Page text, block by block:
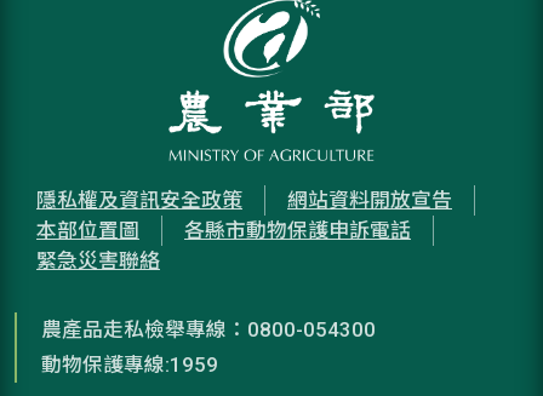
隱私權及資訊安全政策
網站資料開放宣告
本部位置圖
各縣市動物保護申訴電話
緊急災害聯絡
農產品走私檢舉專線：0800-054300
動物保護專線:1959